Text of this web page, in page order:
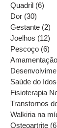
Quadril (6)
Dor (30)
Gestante (2)
Joelhos (12)
Pescoço (6)
Amamentação
Saúde do
Fisioterapia
Transtornos
Walkiria na
Osteoartrite